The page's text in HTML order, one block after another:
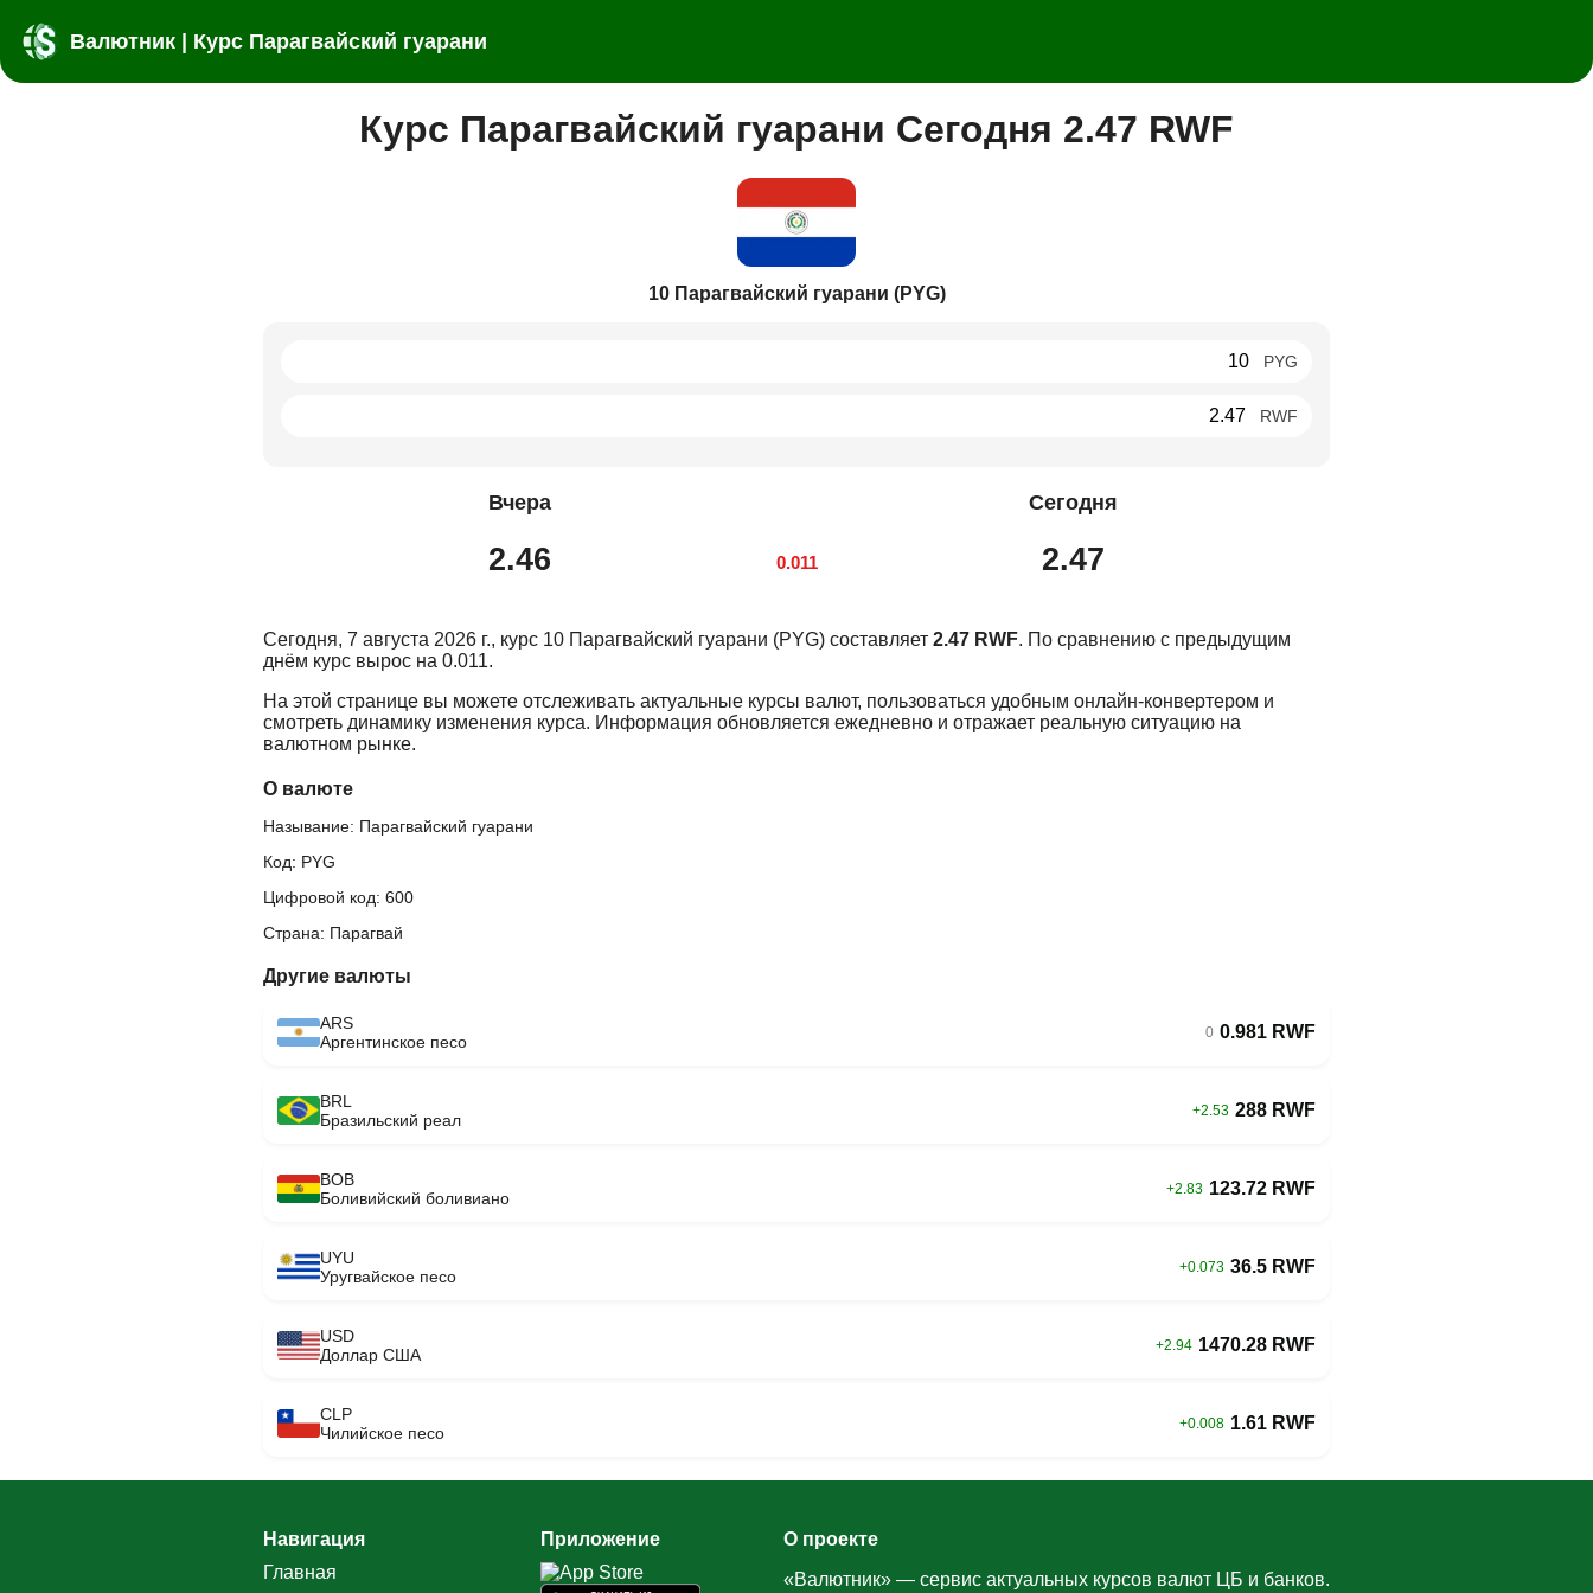
Валютник | Курс Парагвайский гуарани
Курс Парагвайский гуарани Сегодня 2.47 RWF
10 Парагвайский гуарани (PYG)
PYG
RWF
Вчера
2.46 0.011
Сегодня
2.47
Сегодня, 7 августа 2026 г., курс 10 Парагвайский гуарани (PYG) составляет 2.47 RWF. По сравнению с предыдущим
днём курс вырос на 0.011.
На этой странице вы можете отслеживать актуальные курсы валют, пользоваться удобным онлайн-конвертером и
смотреть динамику изменения курса. Информация обновляется ежедневно и отражает реальную ситуацию на
валютном рынке.
О валюте
Называние: Парагвайский гуарани
Код: PYG
Цифровой код: 600
Страна: Парагвай
Другие валюты
ARS
Аргентинское песо
0 0.981 RWF
BRL
Бразильский реал
+2.53 288 RWF
BOB
Боливийский боливиано
+2.83 123.72 RWF
UYU
Уругвайское песо
+0.073 36.5 RWF
USD
Доллар США
+2.94 1470.28 RWF
CLP
Чилийское песо
+0.008 1.61 RWF
Навигация
Главная
Приложение
О проекте
«Валютник» — сервис актуальных курсов валют ЦБ и банков.